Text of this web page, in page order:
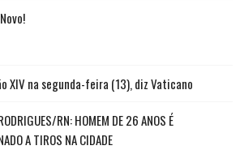
XIV na segunda-feira (13), diz Vaticano
RN: HOMEM DE 26 ANOS É
A TIROS NA CIDADE